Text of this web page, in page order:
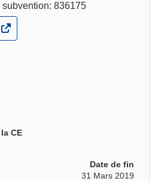
subvention: 836175
CE
Date de fin
31 Mars 2019